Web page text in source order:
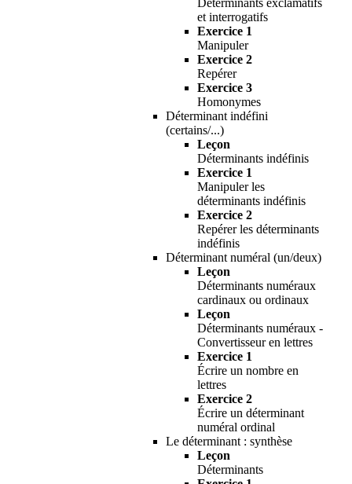
et interrogatifs
Exercice 1
Manipuler
Exercice 2
Repérer
Exercice 3
Homonymes
Déterminant indéfini
(certains/...)
Leçon
Déterminants indéfinis
Exercice 1
Manipuler les
déterminants indéfinis
Exercice 2
Repérer les déterminants
indéfinis
Déterminant numéral (un/deux)
Leçon
Déterminants numéraux
cardinaux ou ordinaux
Leçon
Déterminants numéraux -
Convertisseur en lettres
Exercice 1
Écrire un nombre en
lettres
Exercice 2
Écrire un déterminant
numéral ordinal
Le déterminant : synthèse
Leçon
Déterminants